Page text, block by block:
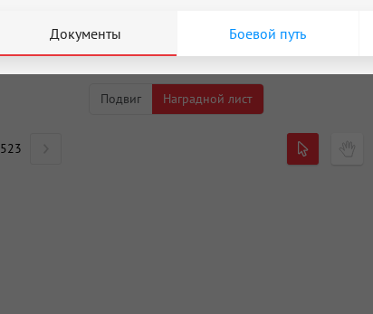
Документы Боевой путь
Подвиг Наградной лист
523